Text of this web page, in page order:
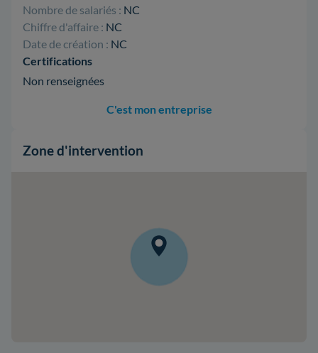
Nombre de salariés : NC
Chiffre d'affaire : NC
Date de création : NC
Certifications
Non renseignées
C'est mon entreprise
Zone d'intervention